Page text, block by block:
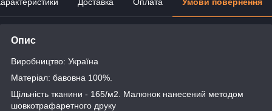
Опис
Виробництво: Україна
Матеріал: бавовна 100%.
Щільність тканини - 165/м2. Малюнок нанесений методом
шовкотрафаретного друку